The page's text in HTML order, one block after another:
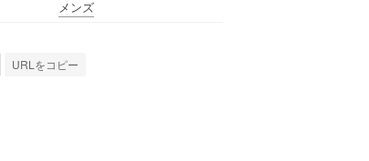
メンズ
URLをコピー